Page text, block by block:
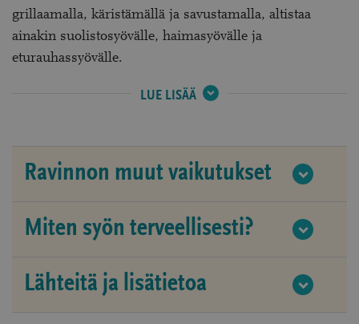
grillaamalla, käristämällä ja savustamalla, altistaa
ainakin suolistosyövälle, haimasyövälle ja
eturauhassyövälle.
VALMISTUSTAVAT:
LUE LISÄÄ
Ravinnon muut vaikutukset
Miten syön terveellisesti?
Lähteitä ja lisätietoa